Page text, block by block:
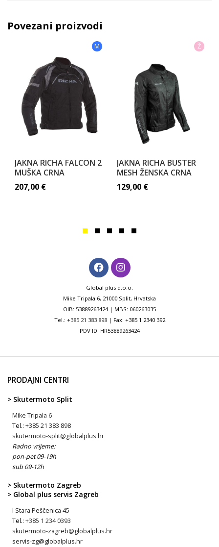
Povezani proizvodi
M
JAKNA RICHA FALCON 2
MUŠKA CRNA
207,00 €
Ž
JAKNA RICHA BUSTER
MESH ŽENSKA CRNA
129,00 €
Global plus d.o.o.
Mike Tripala 6, 21000 Split, Hrvatska
OIB: 53889263424 | MBS: 060263035
Tel.: +385 21 383 898| Fax: +385 1 2340 392
PDV ID: HR53889263424
PRODAJNI CENTRI
> Skutermoto Split
Mike Tripala 6
Tel.: +385 21 383 898
skutermoto-split@globalplus.hr
Radno vrijeme:
pon-pet 09-19h
sub 09-12h
> Skutermoto Zagreb
> Global plus servis Zagreb
I Stara Peščenica 45
Tel.: +385 1 234 0393
skutermoto-zagreb@globalplus.hr
servis-zg@globalplus.hr